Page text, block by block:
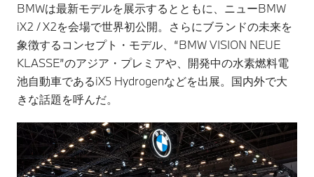
BMWは最新モデルを展示するとともに、ニューBMW
iX2 / X2を会場で世界初公開。さらにブランドの未来を
象徴するコンセプト・モデル、“BMW VISION NEUE
KLASSE”のアジア・プレミアや、開発中の水素燃料電
池自動車であるiX5 Hydrogenなどを出展。国内外で大
きな話題を呼んだ。